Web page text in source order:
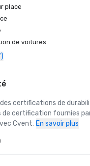
place
de voitures
certifications de
de certification fournies
Cvent. En savoir plus